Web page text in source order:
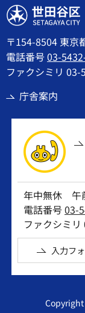
世田谷区
〒154-8504 東京
電話番号03-
ファクシミリ 03-
庁舎案内
年中無休 午
電話番号03-
ファクシミ
入力フ